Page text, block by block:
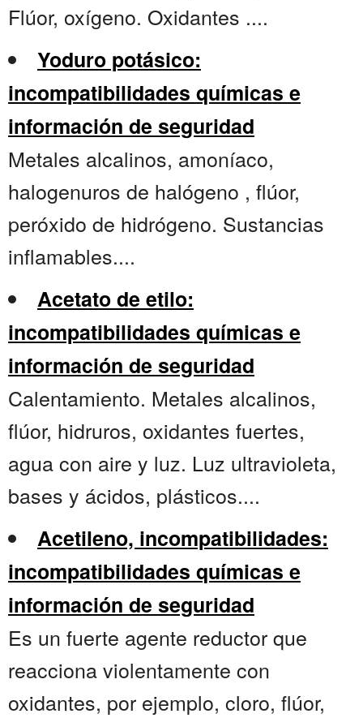
Flúor, oxígeno. Oxidantes ....
Yoduro potásico:
incompatibilidades químicas e
información de seguridad
Metales alcalinos, amoníaco,
halogenuros de halógeno , flúor,
peróxido de hidrógeno. Sustancias
inflamables....
Acetato de etilo:
incompatibilidades químicas e
información de seguridad
Calentamiento. Metales alcalinos,
flúor, hidruros, oxidantes fuertes,
agua con aire y luz. Luz ultravioleta,
bases y ácidos, plásticos....
Acetileno, incompatibilidades:
incompatibilidades químicas e
información de seguridad
Es un fuerte agente reductor que
reacciona violentamente con
oxidantes, por ejemplo, cloro, flúor,